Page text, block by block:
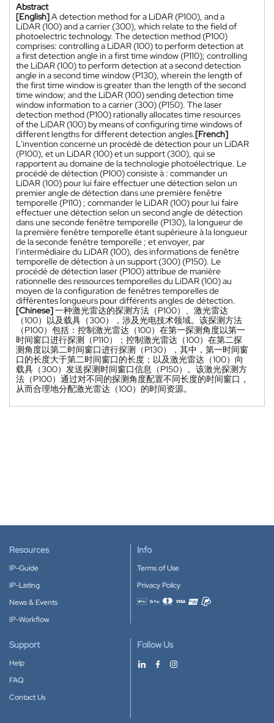
Abstract
[English]A detection method for a LiDAR (P100), and a
LiDAR (100) and a carrier (300), which relate to the field of
photoelectric technology. The detection method (P100)
comprises: controlling a LiDAR (100) to perform detection at
a first detection angle in a first time window (P110); controlling
the LiDAR (100) to perform detection at a second detection
angle in a second time window (P130), wherein the length of
the first time window is greater than the length of the second
time window; and the LiDAR (100) sending detection time
window information to a carrier (300) (P150). The laser
detection method (P100) rationally allocates time resources
of the LiDAR (100) by means of configuring time windows of
different lengths for different detection angles.[French]
L'invention concerne un procédé de détection pour un LiDAR
(P100), et un LiDAR (100) et un support (300), qui se
rapportent au domaine de la technologie photoélectrique. Le
procédé de détection (P100) consiste à : commander un
LiDAR (100) pour lui faire effectuer une détection selon un
premier angle de détection dans une première fenêtre
temporelle (P110) ; commander le LiDAR (100) pour lui faire
effectuer une détection selon un second angle de détection
dans une seconde fenêtre temporelle (P130), la longueur de
la première fenêtre temporelle étant supérieure à la longueur
de la seconde fenêtre temporelle ; et envoyer, par
l'intermédiaire du LiDAR (100), des informations de fenêtre
temporelle de détection à un support (300) (P150). Le
procédé de détection laser (P100) attribue de manière
rationnelle des ressources temporelles du LiDAR (100) au
moyen de la configuration de fenêtres temporelles de
différentes longueurs pour différents angles de détection.
[Chinese]一种激光雷达的探测方法（P100）、激光雷达
（100）以及载具（300），涉及光电技术领域。该探测方法
（P100）包括：控制激光雷达（100）在第一探测角度以第一
时间窗口进行探测（P110）；控制激光雷达（100）在第二探
测角度以第二时间窗口进行探测（P130），其中，第一时间窗
口的长度大于第二时间窗口的长度；以及激光雷达（100）向
载具（300）发送探测时间窗口信息（P150）。该激光探测方
法（P100）通过对不同的探测角度配置不同长度的时间窗口，
从而合理地分配激光雷达（100）的时间资源。
Resources
IP-Guide
IP-Listing
News & Events
IP-Workflow
Info
Terms of Use
Privacy Policy
Accepted payment methods
Support
Help
FAQ
Contact Us
Follow Us